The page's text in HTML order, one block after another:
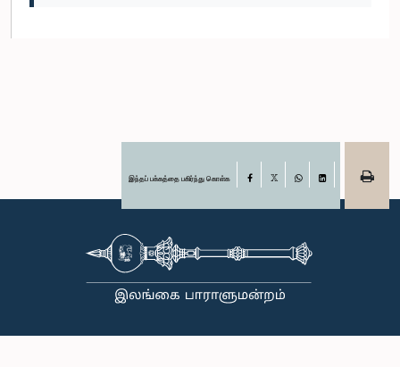
இந்தப் பக்கத்தை பகிர்ந்து கொள்க Facebook